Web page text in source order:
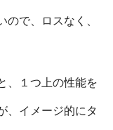
で、ロスなく、
、１つ上の性能を
、イメージ的にタ